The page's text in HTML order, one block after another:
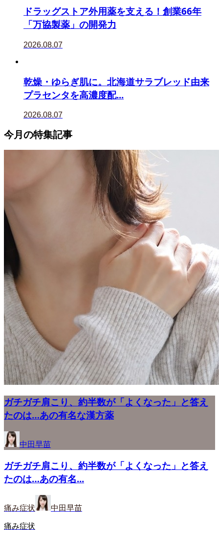
ドラッグストア外用薬を支える！創業66年
「万協製薬」の開発力
2026.08.07
乾燥・ゆらぎ肌に。北海道サラブレッド由来
プラセンタを高濃度配...
2026.08.07
今月の特集記事
ガチガチ肩こり、約半数が「よくなった」と答え
たのは…あの有名な漢方薬
中田早苗
ガチガチ肩こり、約半数が「よくなった」と答え
たのは…あの有名...
痛み症状 中田早苗
痛み症状